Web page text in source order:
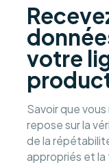
votre
Savoir que
repose sur la
de la
appropriés et